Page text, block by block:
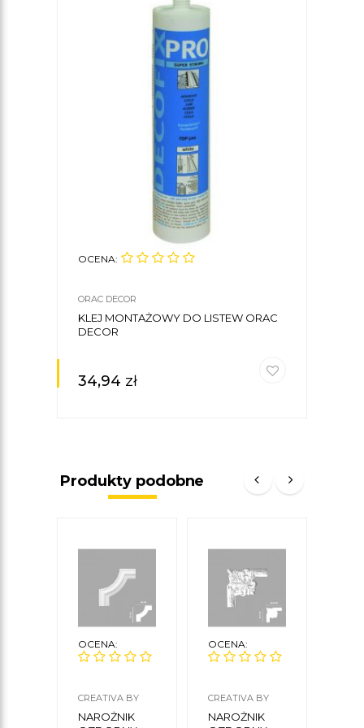
OCENA:
ORAC DECOR
KLEJ MONTAŻOWY DO LISTEW ORAC
DECOR
34,94 zł
Produkty podobne
OCENA:
CREATIVA BY
CEZAR
NAROŻNIK
OCENA:
CREATIVA BY
CEZAR
NAROŻNIK